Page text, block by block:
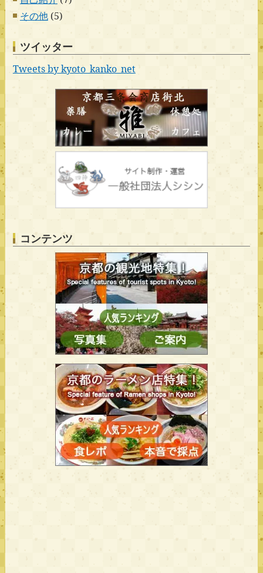
その他(5)
ツイッター
Tweets by kyoto_kanko_net
コンテンツ